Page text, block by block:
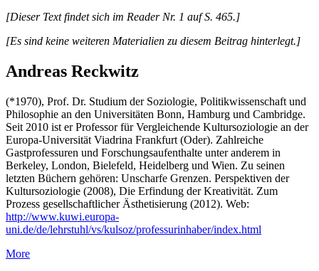
[Dieser Text findet sich im Reader Nr. 1 auf S. 465.]
[Es sind keine weiteren Materialien zu diesem Beitrag hinterlegt.]
Andreas Reckwitz
(*1970), Prof. Dr. Studium der Soziologie, Politikwissenschaft und
Philosophie an den Universitäten Bonn, Hamburg und Cambridge.
Seit 2010 ist er Professor für Vergleichende Kultursoziologie an der
Europa-Universität Viadrina Frankfurt (Oder). Zahlreiche
Gastprofessuren und Forschungsaufenthalte unter anderem in
Berkeley, London, Bielefeld, Heidelberg und Wien. Zu seinen
letzten Büchern gehören: Unscharfe Grenzen. Perspektiven der
Kultursoziologie (2008), Die Erfindung der Kreativität. Zum
Prozess gesellschaftlicher Ästhetisierung (2012). Web:
http://www.kuwi.europa-
uni.de/de/lehrstuhl/vs/kulsoz/professurinhaber/index.html
More